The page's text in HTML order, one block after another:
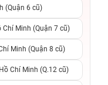
(Quận 6 cũ)
Chí Minh (Quận 7 cũ)
Minh (Quận 8 cũ)
Chí Minh (Q.12 cũ)